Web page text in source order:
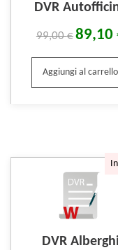
DVR
99,00€89,10
Aggiungi al carrello
DVR Alberghi